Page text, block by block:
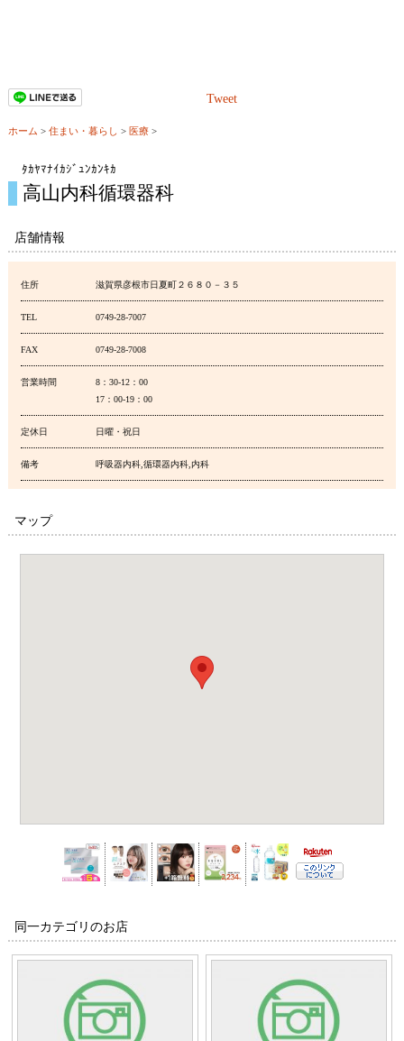
Tweet
ホーム > 住まい・暮らし > 医療>
ﾀｶﾔﾏﾅｲｶｼﾞｭﾝｶﾝｷｶ
高山内科循環器科
店舗情報
住所 滋賀県彦根市日夏町２６８０－３５
TEL 0749-28-7007
FAX 0749-28-7008
営業時間
8：30-12：00
17：00-19：00
定休日 日曜・祝日
備考 呼吸器内科,循環器内科,内科
マップ
同一カテゴリのお店